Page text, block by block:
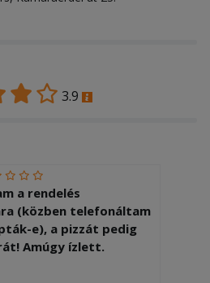
3.9
a rendelés
(közben telefonáltam
e), a pizzát pedig
Amúgy ízlett.